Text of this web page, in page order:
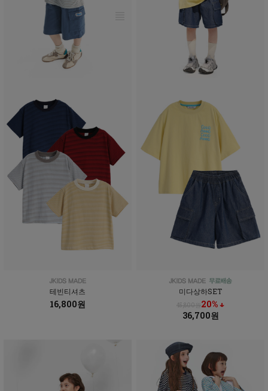
테빈티셔츠
16,800원
미다상하SET
45,800원20% ↓
36,700원